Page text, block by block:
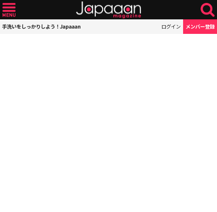
手洗いをしっかりしよう！Japaaan ログイン メンバー登録